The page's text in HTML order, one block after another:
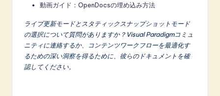
動画ガイド：OpenDocsの埋め込み方法
ライブ更新モードとスタティックスナップショットモード
の選択について質問がありますか？Visual Paradigmコミュ
ニティに連絡するか、コンテンツワークフローを最適化す
るための深い洞察を得るために、彼らのドキュメントを確
認してください。